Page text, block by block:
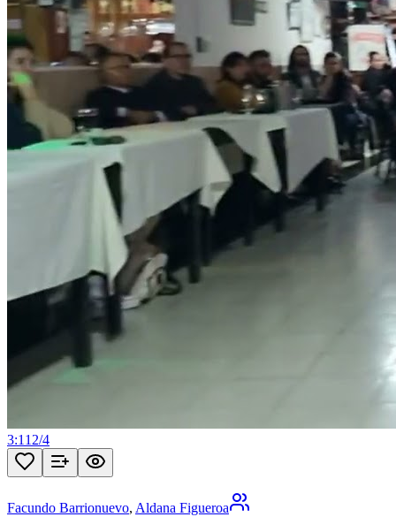
3:11 2/4
Facundo Barrionuevo, Aldana Figueroa